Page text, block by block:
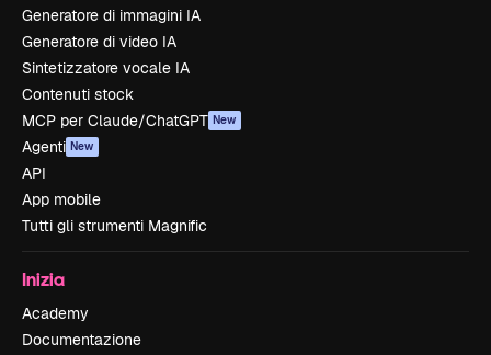
Generatore di immagini IA
Generatore di video IA
Sintetizzatore vocale IA
Contenuti stock
MCP per Claude/ChatGPT New
Agenti New
API
App mobile
Tutti gli strumenti Magnific
Inizia
Academy
Documentazione